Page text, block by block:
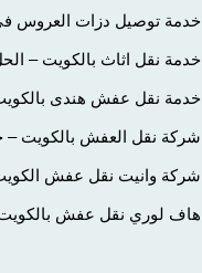
خدمة توصيل دزات العروس
خدمة نقل اثاث بالكويت –
خدمة نقل عفش هندى
شركة نقل العفش بالكويت –
شركة وانيت نقل عفش الكويت
هاف لوري نقل عفش بالكويت –